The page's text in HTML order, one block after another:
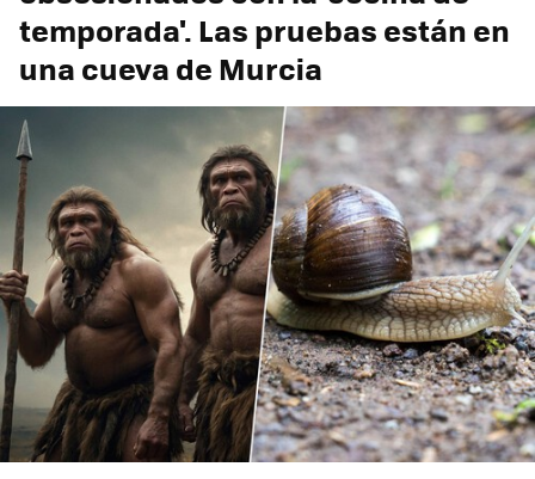
temporada'. Las pruebas están en
una cueva de Murcia